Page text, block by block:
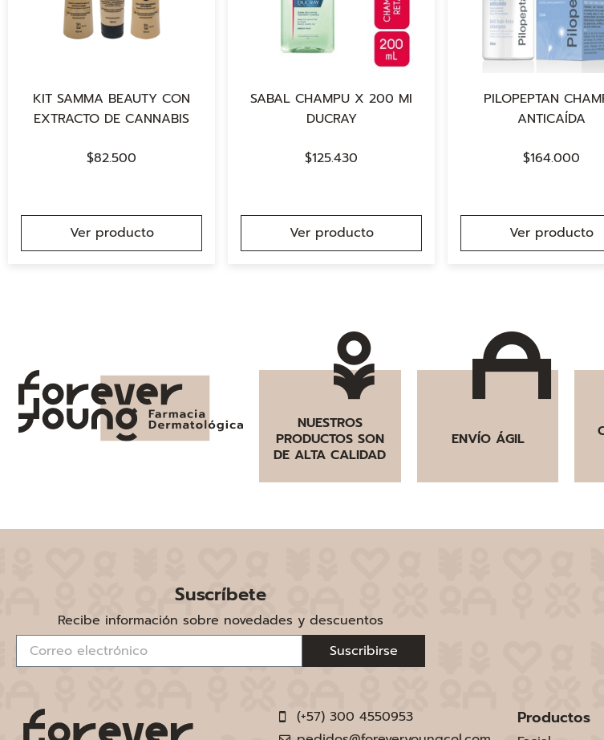
KIT SAMMA BEAUTY CON
EXTRACTO DE CANNABIS
$82.500
Ver producto
SABAL CHAMPU X 200 MI
DUCRAY
$125.430
Ver producto
PILOPEPTAN
ANTICAÍDA
$164.000
Ver producto
NUESTROS
PRODUCTOS SON
DE ALTA CALIDAD
ENVÍO ÁGIL
Suscríbete
Recibe información sobre novedades y descuentos
Suscribirse
(+57) 300 4550953
Productos